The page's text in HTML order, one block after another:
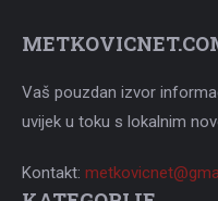
Vaš pouzdan izvor
uvijek u toku s lokalnim
Kontakt: